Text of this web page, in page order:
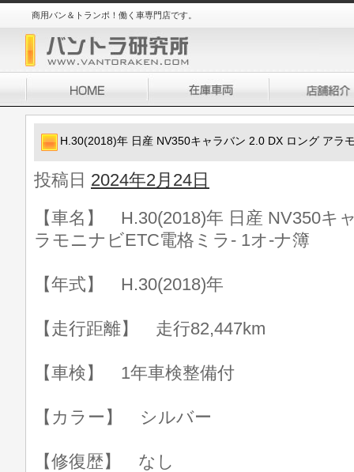
商用バン＆トランポ！働く車専門店です。
H.30(2018)年 日産 NV350キャラバン 2.0 DX ロング アラ
投稿日 2024年2月24日
【車名】 H.30(2018)年 日産 NV350キ
ラモニナビETC電格ミラ- 1オ-ナ簿
【年式】 H.30(2018)年
【走行距離】 走行82,447km
【車検】 1年車検整備付
【カラー】 シルバー
【修復歴】 なし